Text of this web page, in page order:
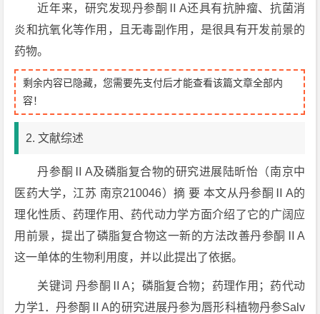
近年来，研究发现丹参酮ⅡA还具有抗肿瘤、抗菌消
炎和抗氧化等作用，且无毒副作用，是很具有开发前景的
药物。
剩余内容已隐藏，您需要先支付后才能查看该篇文章全部内
容！
2. 文献综述
丹参酮ⅡA及磷脂复合物的研究进展陆昕怡（南京中
医药大学，江苏 南京210046）摘 要 本文从丹参酮ⅡA的
理化性质、药理作用、药代动力学方面介绍了它的广阔应
用前景，提出了磷脂复合物这一新的方法改善丹参酮ⅡA
这一单体的生物利用度，并以此提出了依据。
关键词 丹参酮ⅡA；磷脂复合物；药理作用；药代动
力学1．丹参酮ⅡA的研究进展丹参为唇形科植物丹参Salv